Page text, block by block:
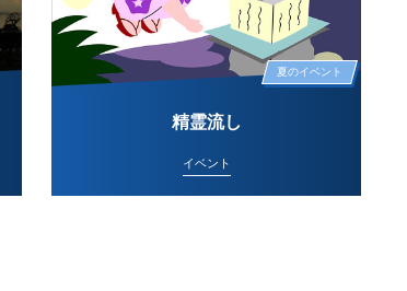
精霊流し
イベント
夏のイベント